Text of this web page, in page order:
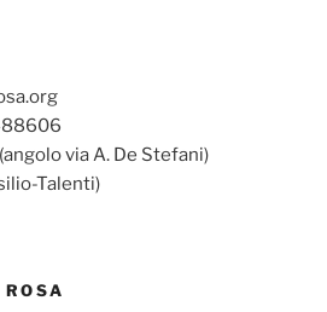
via A. De Stefani)
Talenti)